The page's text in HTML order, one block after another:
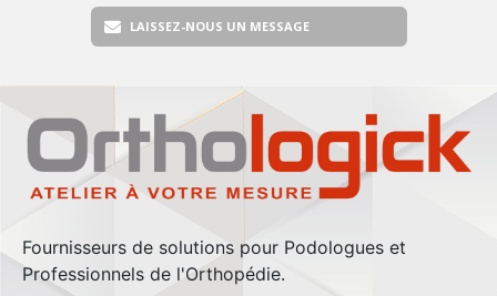
LAISSEZ-NOUS UN MESSAGE
Fournisseurs de solutions pour Podologues et
Professionnels de l'Orthopédie.